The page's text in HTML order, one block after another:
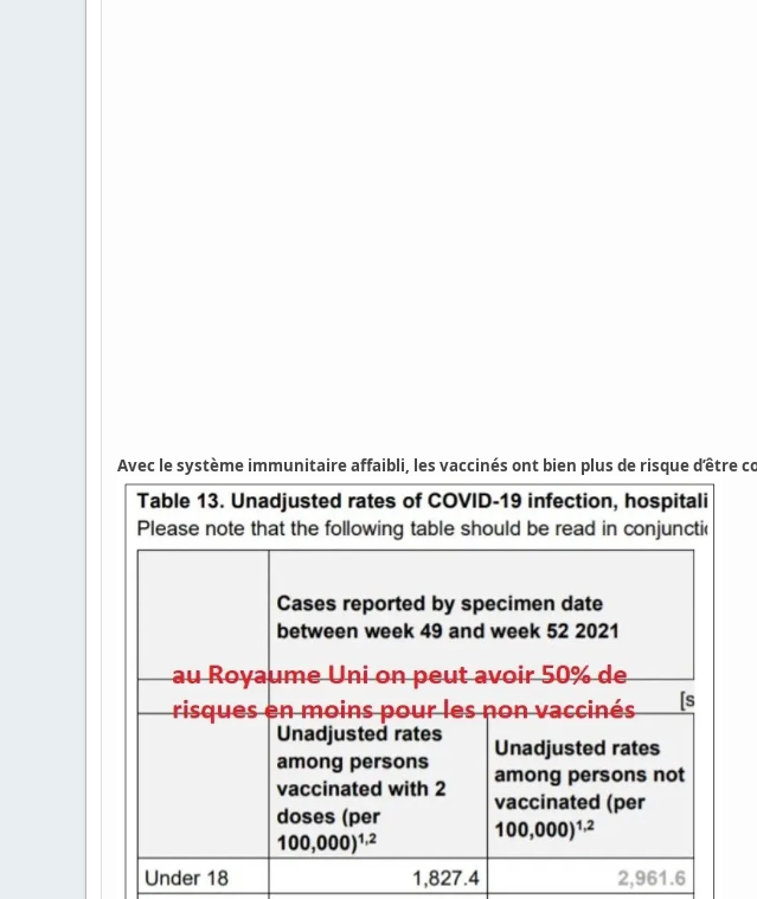
Avec le système immunitaire affaibli, les vaccinés ont bien plus de risque d’être